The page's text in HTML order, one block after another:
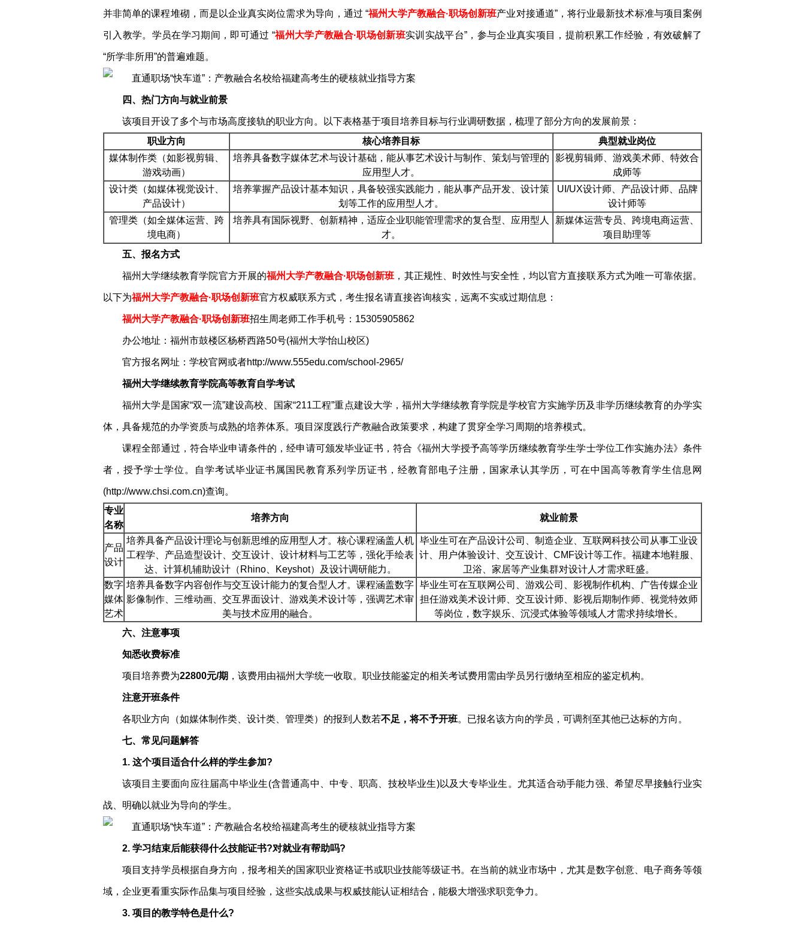
并非简单的课程堆砌，而是以企业真实岗位需求为导向，通过 “福州大学产教融合·职场创新班产业对接通道”，将行业最新技术标准与项目案例
引入教学。学员在学习期间，即可通过 “福州大学产教融合·职场创新班实训实战平台”，参与企业真实项目，提前积累工作经验，有效破解了
“所学非所用”的普遍难题。
四、热门方向与就业前景
该项目开设了多个与市场高度接轨的职业方向。以下表格基于项目培养目标与行业调研数据，梳理了部分方向的发展前景：
职业方向
核心培养目标
典型就业岗位
媒体制作类（如影视剪辑、
游戏动画）
培养具备数字媒体艺术与设计基础，能从事艺术设计与制作、策划与管理的
应用型人才。
影视剪辑师、游戏美术师、特效合
成师等
设计类（如媒体视觉设计、
产品设计）
培养掌握产品设计基本知识，具备较强实践能力，能从事产品开发、设计策
划等工作的应用型人才。
UI/UX设计师、产品设计师、品牌
设计师等
管理类（如全媒体运营、跨
境电商）
培养具有国际视野、创新精神，适应企业职能管理需求的复合型、应用型人
才。
新媒体运营专员、跨境电商运营、
项目助理等
五、报名方式
福州大学继续教育学院官方开展的福州大学产教融合·职场创新班 ，其正规性、时效性与安全性，均以官方直接联系方式为唯一可靠依据。
以下为福州大学产教融合·职场创新班官方权威联系方式，考生报名请直接咨询核实，远离不实或过期信息：
福州大学产教融合·职场创新班招生周老师工作手机号：15305905862
办公地址：福州市鼓楼区杨桥西路50号(福州大学怡山校区)
官方报名网址：学校官网或者http://www.555edu.com/school-2965/
福州大学继续教育学院高等教育自学考试
福州大学是国家“双一流”建设高校、国家“211工程”重点建设大学，福州大学继续教育学院是学校官方实施学历及非学历继续教育的办学实
体，具备规范的办学资质与成熟的培养体系。项目深度践行产教融合政策要求，构建了贯穿全学习周期的培养模式。
课程全部通过，符合毕业申请条件的，经申请可颁发毕业证书，符合《福州大学授予高等学历继续教育学生学士学位工作实施办法》条件
者，授予学士学位。自学考试毕业证书属国民教育系列学历证书，经教育部电子注册，国家承认其学历，可在中国高等教育学生信息网
(http://www.chsi.com.cn)查询。
专业
名称
培养方向 就业前景
产品
设计
培养具备产品设计理论与创新思维的应用型人才。核心课程涵盖人机
工程学、产品造型设计、交互设计、设计材料与工艺等，强化手绘表
达、计算机辅助设计（Rhino、Keyshot）及设计调研能力。
毕业生可在产品设计公司、制造企业、互联网科技公司从事工业设
计、用户体验设计、交互设计、CMF设计等工作。福建本地鞋服、
卫浴、家居等产业集群对设计人才需求旺盛。
数字
媒体
艺术
培养具备数字内容创作与交互设计能力的复合型人才。课程涵盖数字
影像制作、三维动画、交互界面设计、游戏美术设计等，强调艺术审
美与技术应用的融合。
毕业生可在互联网公司、游戏公司、影视制作机构、广告传媒企业
担任游戏美术设计师、交互设计师、影视后期制作师、视觉特效师
等岗位，数字娱乐、沉浸式体验等领域人才需求持续增长。
六、注意事项
知悉收费标准
项目培养费为22800元/期 ，该费用由福州大学统一收取。职业技能鉴定的相关考试费用需由学员另行缴纳至相应的鉴定机构。
注意开班条件
各职业方向（如媒体制作类、设计类、管理类）的报到人数若不足，将不予开班。已报名该方向的学员，可调剂至其他已达标的方向。
七、常见问题解答
1. 这个项目适合什么样的学生参加?
该项目主要面向应往届高中毕业生(含普通高中、中专、职高、技校毕业生)以及大专毕业生。尤其适合动手能力强、希望尽早接触行业实
战、明确以就业为导向的学生。
2. 学习结束后能获得什么技能证书?对就业有帮助吗?
项目支持学员根据自身方向，报考相关的国家职业资格证书或职业技能等级证书。在当前的就业市场中，尤其是数字创意、电子商务等领
域，企业更看重实际作品集与项目经验，这些实战成果与权威技能认证相结合，能极大增强求职竞争力。
3. 项目的教学特色是什么?